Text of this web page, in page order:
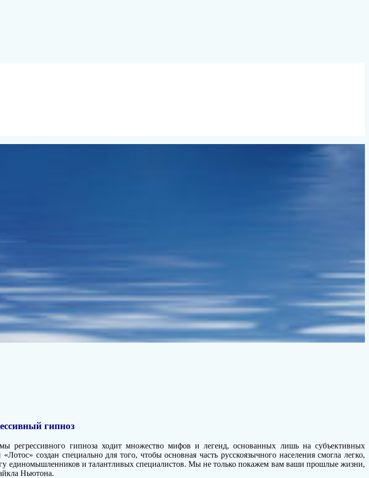
гипноз
регрессивного гипноза ходит множество мифов и легенд, основанных лишь на субъективных
создан специально для того, чтобы основная часть русскоязычного населения смогла легко,
единомышленников и талантливых специалистов. Мы не только покажем вам ваши прошлые жизни,
Ньютона.